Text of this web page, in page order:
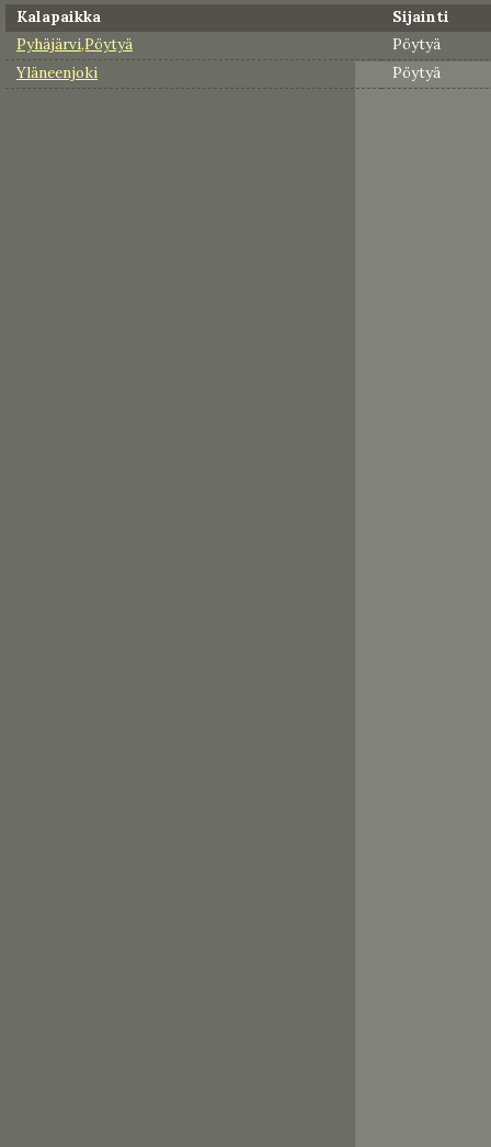
Kalapaikka
Sijainti
Pyhäjärvi,Pöytyä
Pöytyä
Yläneenjoki
Pöytyä